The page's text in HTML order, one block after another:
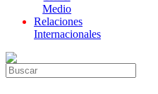
Medio
Relaciones
Internacionales